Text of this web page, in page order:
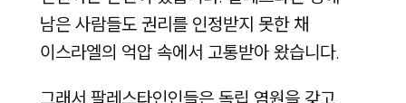
남은 사람들도 권리를 인정받지 못한 채
이스라엘의 억압 속에서 고통받아 왔습니다.
그래서 팔레스타인인들은 독립 염원을 갖고